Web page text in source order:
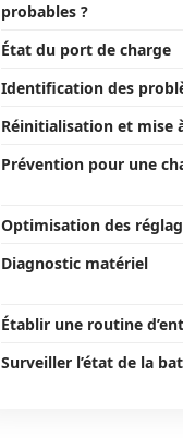
probables ?
État du port de charge
Identification des
Réinitialisation et mise
Prévention pour une
Optimisation des
Diagnostic matériel
Établir une routine
Surveiller l’état de la